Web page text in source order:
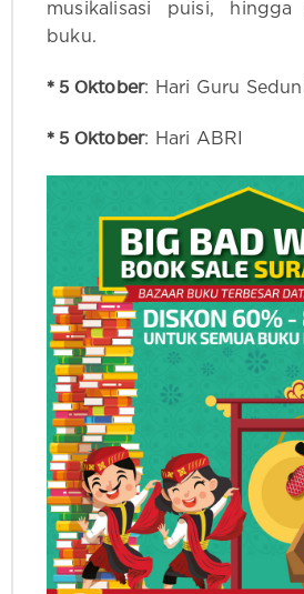
musikalisasi puisi, hingga
buku.
* 5 Oktober: Hari Guru
* 5 Oktober: Hari ABRI